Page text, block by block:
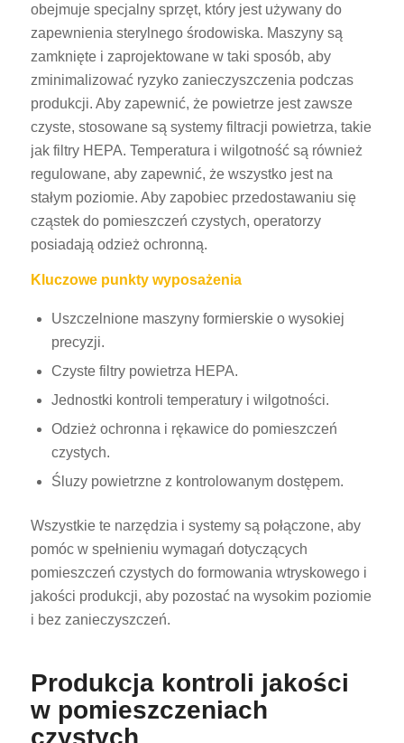
obejmuje specjalny sprzęt, który jest używany do
zapewnienia sterylnego środowiska. Maszyny są
zamknięte i zaprojektowane w taki sposób, aby
zminimalizować ryzyko zanieczyszczenia podczas
produkcji. Aby zapewnić, że powietrze jest zawsze
czyste, stosowane są systemy filtracji powietrza, takie
jak filtry HEPA. Temperatura i wilgotność są również
regulowane, aby zapewnić, że wszystko jest na
stałym poziomie. Aby zapobiec przedostawaniu się
cząstek do pomieszczeń czystych, operatorzy
posiadają odzież ochronną.
Kluczowe punkty wyposażenia
Uszczelnione maszyny formierskie o wysokiej
precyzji.
Czyste filtry powietrza HEPA.
Jednostki kontroli temperatury i wilgotności.
Odzież ochronna i rękawice do pomieszczeń
czystych.
Śluzy powietrzne z kontrolowanym dostępem.
Wszystkie te narzędzia i systemy są połączone, aby
pomóc w spełnieniu wymagań dotyczących
pomieszczeń czystych do formowania wtryskowego i
jakości produkcji, aby pozostać na wysokim poziomie
i bez zanieczyszczeń.
Produkcja kontroli jakości
w pomieszczeniach
czystych